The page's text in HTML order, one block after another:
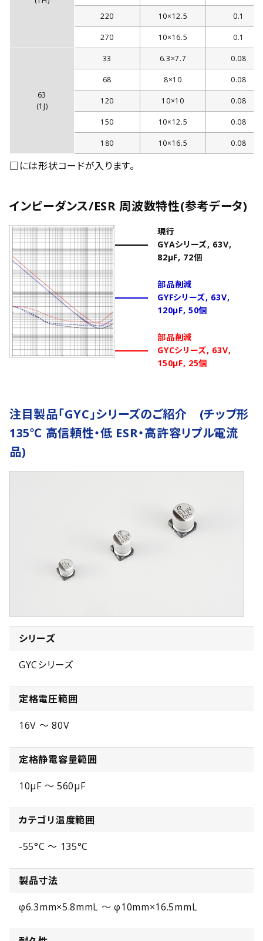
220 10×12.5 0.1
270 10×16.5 0.1
63
(1J)
33 6.3×7.7 0.08
68 8×10 0.08
120 10×10 0.08
150 10×12.5 0.08
180 10×16.5 0.08
□には形状コードが入ります。
インピーダンス/ESR 周波数特性(参考データ)
現行
GYAシリーズ, 63V,
82μF, 72個
部品削減
GYFシリーズ, 63V,
120μF, 50個
部品削減
GYCシリーズ, 63V,
150μF, 25個
注目製品「GYC」シリーズのご紹介 (チップ形
135℃ 高信頼性・低 ESR・高許容リプル電流
品)
シリーズ
GYCシリーズ
定格電圧範囲
16V ～ 80V
定格静電容量範囲
10µF ～ 560µF
カテゴリ温度範囲
-55°C ～ 135°C
製品寸法
φ6.3mm×5.8mmL ～ φ10mm×16.5mmL